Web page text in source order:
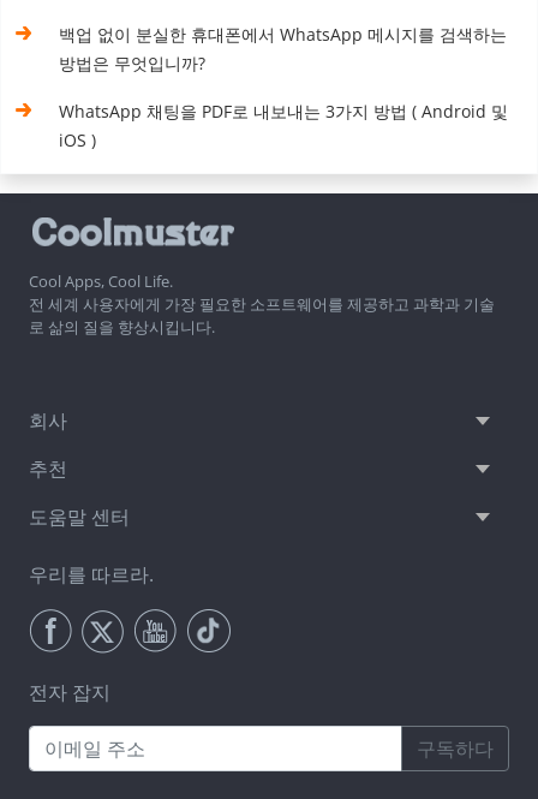
백업 없이 분실한 휴대폰에서 WhatsApp 메시지를 검색하는
방법은 무엇입니까?
WhatsApp 채팅을 PDF로 내보내는 3가지 방법 ( Android 및
iOS )
Cool Apps, Cool Life.
전 세계 사용자에게 가장 필요한 소프트웨어를 제공하고 과학과 기술
로 삶의 질을 향상시킵니다.
회사
추천
도움말 센터
우리를 따르라.
전자 잡지
구독하다